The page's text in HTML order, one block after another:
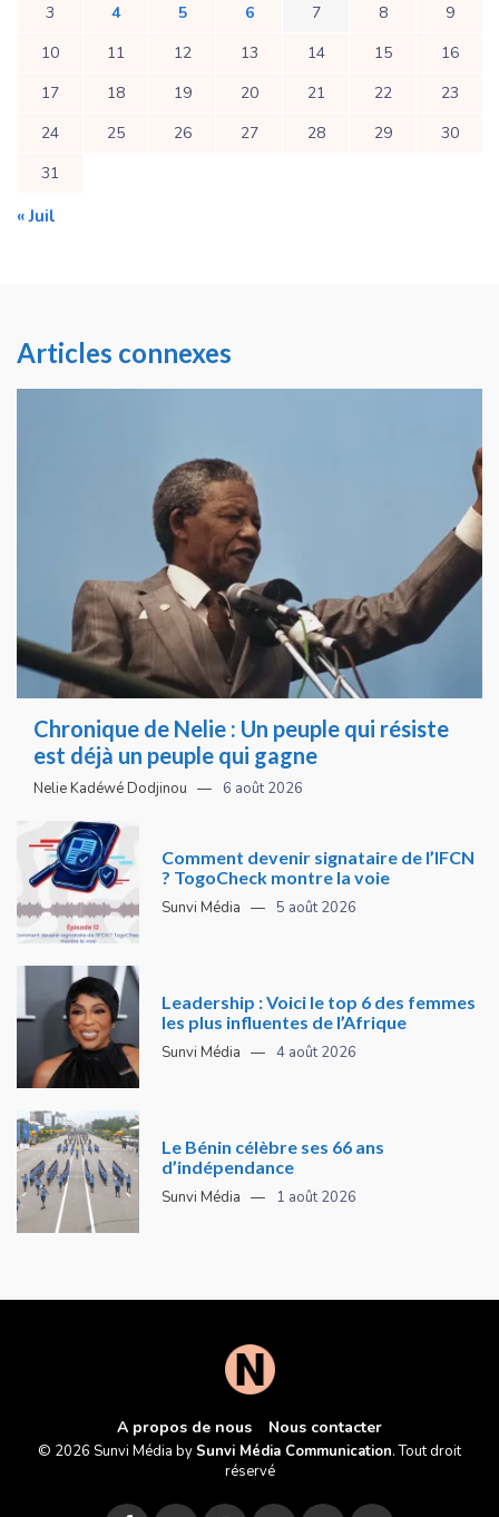
3
4 5 6 7 8
9
10
11 12 13 14 15
16
17
18 19 20 21 22
23
24
25 26 27 28 29
30
31
« Juil
Articles connexes
Chronique de Nelie : Un peuple qui résiste
est déjà un peuple qui gagne
Nelie Kadéwé Dodjinou 6 août 2026
Comment devenir signataire de l’IFCN
? TogoCheck montre la voie
Sunvi Média 5 août 2026
Leadership : Voici le top 6 des femmes
les plus influentes de l’Afrique
Sunvi Média 4 août 2026
Le Bénin célèbre ses 66 ans
d’indépendance
Sunvi Média 1 août 2026
A propos de nous Nous contacter
© 2026 Sunvi Média by Sunvi Média Communication. Tout droit
réservé